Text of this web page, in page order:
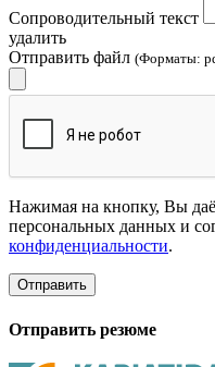
Сопроводительный текст
удалить
Отправить файл (Форматы:
Нажимая на кнопку, Вы
персональных данных и
конфиденциальности.
Отправить
Отправить резюме